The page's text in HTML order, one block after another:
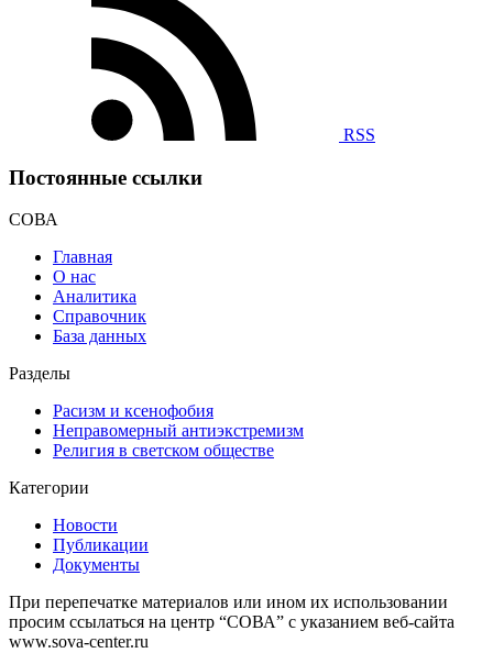
RSS
Постоянные ссылки
СОВА
Главная
О нас
Аналитика
Справочник
База данных
Разделы
Расизм и ксенофобия
Неправомерный антиэкстремизм
Религия в светском обществе
Категории
Новости
Публикации
Документы
При перепечатке материалов или ином их использовании
просим ссылаться на центр “СОВА” с указанием веб-сайта
www.sova-center.ru